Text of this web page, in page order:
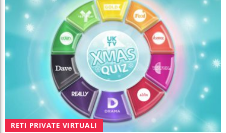
RETI PRIVATE VIRTUALI